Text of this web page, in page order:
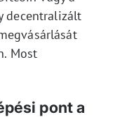
decentralizált
Most
pont a